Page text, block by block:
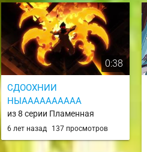
0:38
СДООХНИИ
НЫАААААААААА
из 8 серии Пламенная
бригада пожарных / Enen no
6 лет назад 137 просмотров